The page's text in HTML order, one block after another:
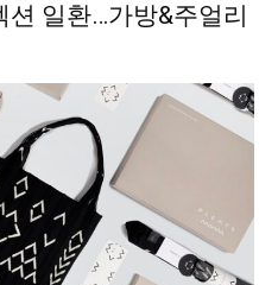
션 일환…가방&주얼리